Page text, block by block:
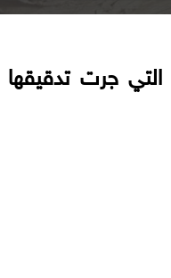
جرت تدقيقها